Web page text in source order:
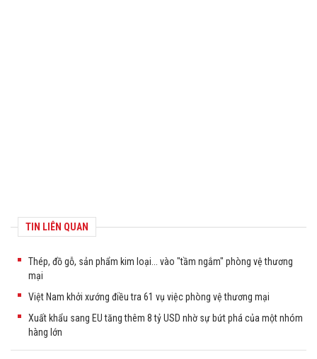
TIN LIÊN QUAN
Thép, đồ gỗ, sản phẩm kim loại... vào "tầm ngắm" phòng vệ thương
mại
Việt Nam khởi xướng điều tra 61 vụ việc phòng vệ thương mại
Xuất khẩu sang EU tăng thêm 8 tỷ USD nhờ sự bứt phá của một nhóm
hàng lớn